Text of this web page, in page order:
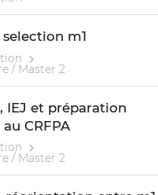
m1
/ Master 2
IEJ et préparation
CRFPA
/ Master 2